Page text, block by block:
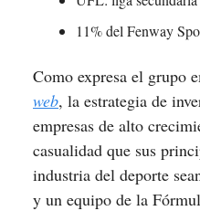
11% del Fenway
Como expresa el grupo
web, la estrategia de
empresas de alto
casualidad que sus
industria del deporte
y un equipo de la